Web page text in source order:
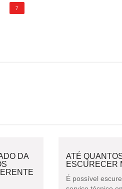
7
DA
ATÉ
ESCURECER
É possível